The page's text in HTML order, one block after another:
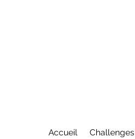
Accueil Challenges